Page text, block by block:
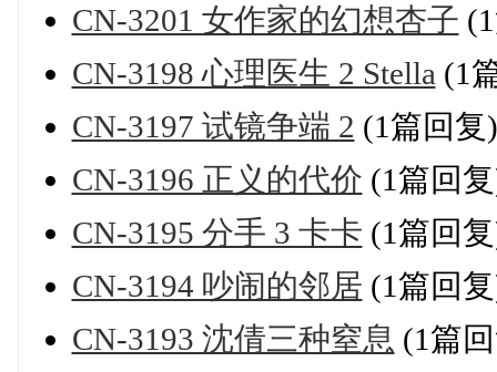
CN-3201 女作家的幻想杏子
CN-3198 心理医生 2 Stella (1
CN-3197 试镜争端 2 (1篇回复)
CN-3196 正义的代价 (1篇回
CN-3195 分手 3 卡卡 (1篇回
CN-3194 吵闹的邻居 (1篇回
CN-3193 沈倩三种窒息 (1篇